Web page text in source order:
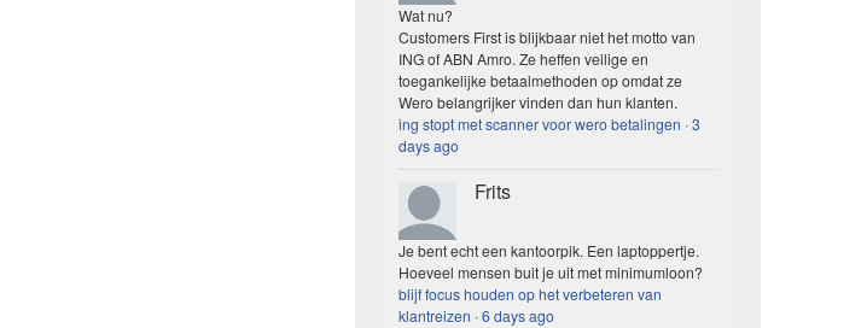
Wat nu?
Customers First is blijkbaar niet het motto van
ING of ABN Amro. Ze heffen veilige en
toegankelijke betaalmethoden op omdat ze
Wero belangrijker vinden dan hun klanten.
ing stopt met scanner voor wero betalingen ·3
days ago
Frits
Je bent echt een kantoorpik. Een laptoppertje.
Hoeveel mensen buit je uit met minimumloon?
blijf focus houden op het verbeteren van
klantreizen ·6 days ago